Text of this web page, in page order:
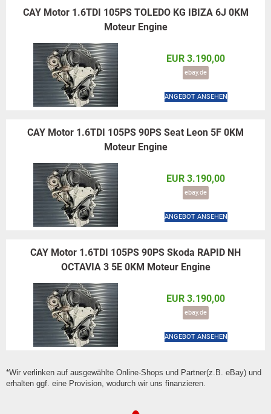
CAY Motor 1.6TDI 105PS TOLEDO KG IBIZA 6J 0KM
Moteur Engine
EUR 3.190,00
ebay.de
ANGEBOT ANSEHEN
CAY Motor 1.6TDI 105PS 90PS Seat Leon 5F 0KM
Moteur Engine
EUR 3.190,00
ebay.de
ANGEBOT ANSEHEN
CAY Motor 1.6TDI 105PS 90PS Skoda RAPID NH
OCTAVIA 3 5E 0KM Moteur Engine
EUR 3.190,00
ebay.de
ANGEBOT ANSEHEN
*Wir verlinken auf ausgewählte Online-Shops und Partner(z.B. eBay) und
erhalten ggf. eine Provision, wodurch wir uns finanzieren.